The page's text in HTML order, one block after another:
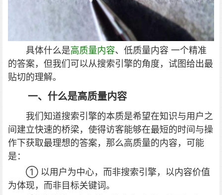
具体什么是高质量内容、低质量内容 一个精准
的答案，但我们可以从搜索引擎的角度，试图给出最
贴切的理解。
一、什么是高质量内容
我们知道搜索引擎的本质是希望在知识与用户之
间建立快速的桥梁，使得访客能够在最短的时间与操
作下获取最理想的答案，那么高质量的内容，可能
是：
① 以用户为中心，而非搜索引擎，以内容价值
为体现，而非目标关键词。